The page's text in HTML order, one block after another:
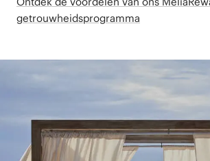
getrouwheidsprogramma